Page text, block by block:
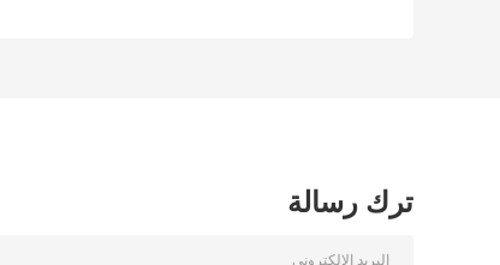
ترك رسالة